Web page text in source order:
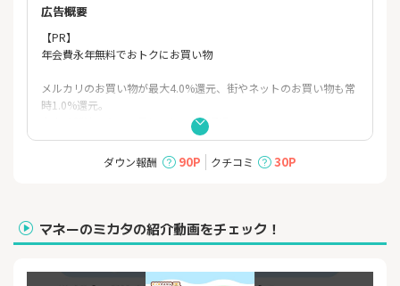
広告概要
【PR】
年会費永年無料でおトクにお買い物
メルカリのお買い物が最大4.0%還元、街やネットのお買い物も常
時1.0%還元。
本人確認済みなら、最短2分で審査通過！
さらに、メルカードに初めて入会でメルカリ半額クーポン（上限
1,000円）とP1,000をプレゼント！（条件あり）
ダウン報酬 90P クチコミ 30P
マネーのミカタの紹介動画をチェック！